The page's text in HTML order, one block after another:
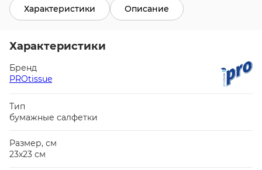
Характеристики Описание
Характеристики
Бренд
PROtissue
Тип
бумажные салфетки
Размер, см
23х23 см